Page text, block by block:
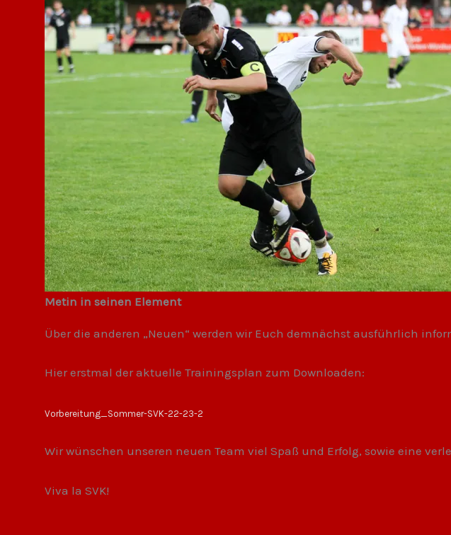
Metin in seinen Element
Über die anderen „Neuen“ werden wir Euch demnächst ausführlich
Hier erstmal der aktuelle Trainingsplan zum Downloaden:
Vorbereitung_Sommer-SVK-22-23-2
Wir wünschen unseren neuen Team viel Spaß und Erfolg, sowie eine
Viva la SVK!